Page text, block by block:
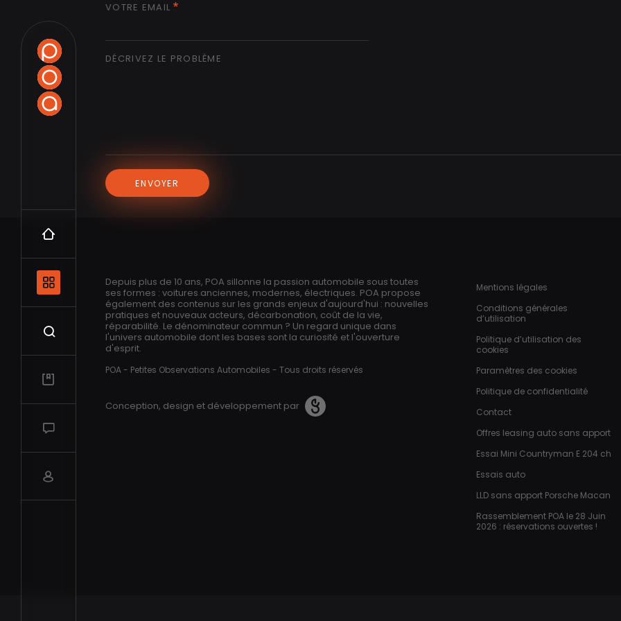
Navigation principale et les catégories
Recherche
Mes vidéos
VOTRE EMAIL
DÉCRIVEZ LE PROBLÈME
ENVOYER
Depuis plus de 10 ans, POA sillonne la passion automobile sous toutes
ses formes : voitures anciennes, modernes, électriques. POA propose
également des contenus sur les grands enjeux d'aujourd'hui : nouvelles
pratiques et nouveaux acteurs, décarbonation, coût de la vie,
réparabilité. Le dénominateur commun ? Un regard unique dans
l'univers automobile dont les bases sont la curiosité et l'ouverture
d'esprit.
POA - Petites Observations Automobiles - Tous droits réservés
Conception, design et développement par
Pied de page
Mentions légales
Conditions générales
d’utilisation
Politique d’utilisation des
cookies
Paramètres des cookies
Politique de confidentialité
Contact
Offres leasing auto sans apport
Essai Mini Countryman E 204 ch
Essais auto
LLD sans apport Porsche Macan
Rassemblement POA le 28 Juin
2026 : réservations ouvertes !